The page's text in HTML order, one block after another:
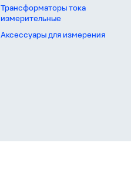
Трансформаторы тока
измерительные
Аксессуары для измерения